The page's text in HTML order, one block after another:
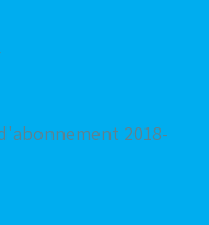
2018-